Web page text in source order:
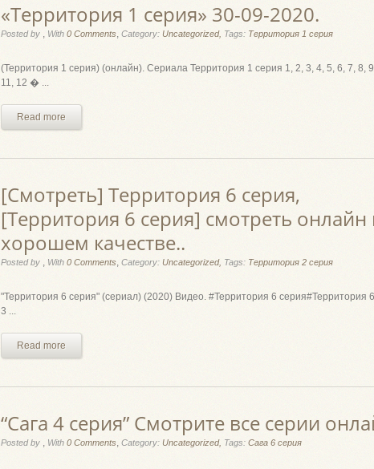
«Территория 1 серия» 30-09-2020.
Posted by , With 0 Comments, Category: Uncategorized, Tags: Территория 1 серия
(Территория 1 серия) (онлайн). Сериала Территория 1 серия 1, 2, 3, 4, 5, 6, 7, 8,
11, 12 � ...
Read more
[Смотреть] Территория 6 серия,
[Территория 6 серия] смотреть онлайн
хорошем качестве..
Posted by , With 0 Comments, Category: Uncategorized, Tags: Территория 2 серия
"Территория 6 серия" (сериал) (2020) Видео. #Территория 6 серия#Территория
3 ...
Read more
“Сага 4 серия” Смотрите все серии
Posted by , With 0 Comments, Category: Uncategorized, Tags: Сага 6 серия